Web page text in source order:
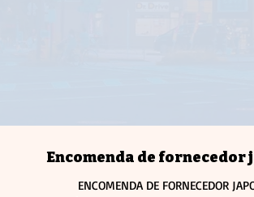
Encomenda de fornecedor
ENCOMENDA DE FORNECEDOR